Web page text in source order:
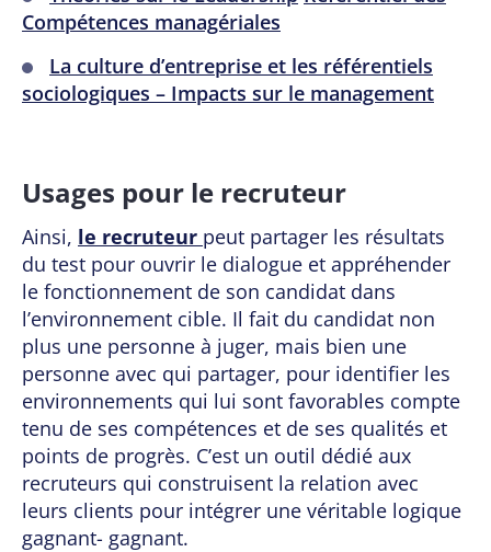
Compétences managériales
La culture d’entreprise et les référentiels
sociologiques – Impacts sur le management
Usages pour le recruteur
Ainsi, le recruteur peut partager les résultats
du test pour ouvrir le dialogue et appréhender
le fonctionnement de son candidat dans
l’environnement cible. Il fait du candidat non
plus une personne à juger, mais bien une
personne avec qui partager, pour identifier les
environnements qui lui sont favorables compte
tenu de ses compétences et de ses qualités et
points de progrès. C’est un outil dédié aux
recruteurs qui construisent la relation avec
leurs clients pour intégrer une véritable logique
gagnant- gagnant.